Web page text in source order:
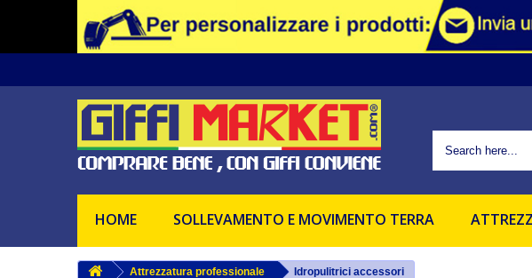
HOME SOLLEVAMENTO E MOVIMENTO TERRA
Attrezzatura professionale Idropulitrici accessori
Informativa: Questo sito utilizza cookie di profilazione per
Se vuoi saperne di più basta leggere la nostra
informativa sulla privacy, se vuoi
Chiudendo questo banner, scorrendo questa pagina o